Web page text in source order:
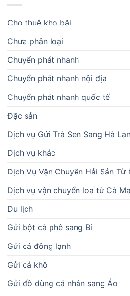
Cho thuê kho bãi
Chưa phân loại
Chuyển phát nhanh
Chuyển phát nhanh nội địa
Chuyển phát nhanh quốc tế
Đặc sản
Dịch vụ Gửi Trà Sen Sang Hà Lan
Dịch vụ khác
Dịch Vụ Vận Chuyển Hải Sản
Dịch vụ vận chuyển loa từ Cà
Du lịch
Gửi bột cà phê sang Bỉ
Gửi cá đông lạnh
Gửi cá khô
Gửi đồ dùng cá nhân sang Áo